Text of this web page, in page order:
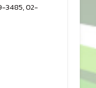
3485, 02-